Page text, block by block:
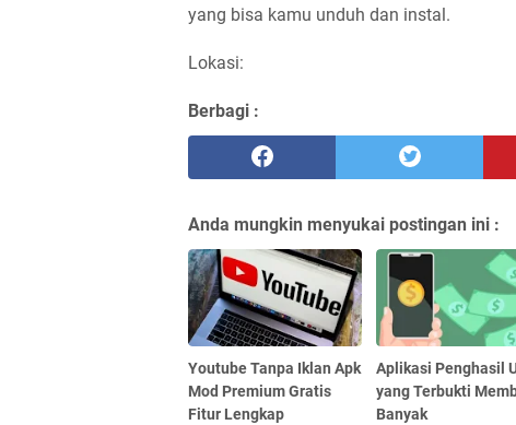
yang bisa kamu unduh dan instal.
Lokasi:
Berbagi :
Anda mungkin menyukai postingan ini :
Youtube Tanpa Iklan Apk
Mod Premium Gratis
Fitur Lengkap
Aplikasi Penghasil
yang Terbukti
Banyak